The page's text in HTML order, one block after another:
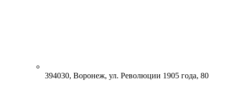
394030, Воронеж, ул. Революции 1905 года, 80